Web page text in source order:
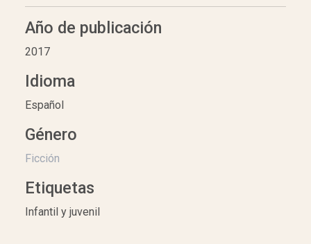
Año de publicación
2017
Idioma
Español
Género
Ficción
Etiquetas
Infantil y juvenil